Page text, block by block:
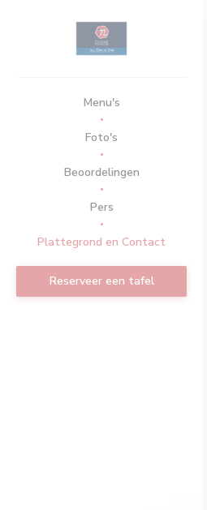
Menu's
Foto's
Beoordelingen
Pers
Plattegrond en Contact
Reserveer een tafel